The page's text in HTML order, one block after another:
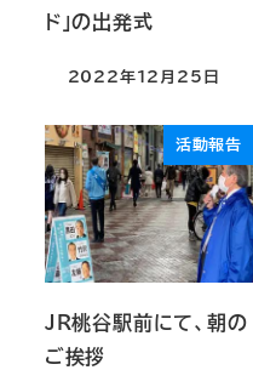
ド」の出発式
2022年12月25日
活動報告
JR桃谷駅前にて、朝の
ご挨拶